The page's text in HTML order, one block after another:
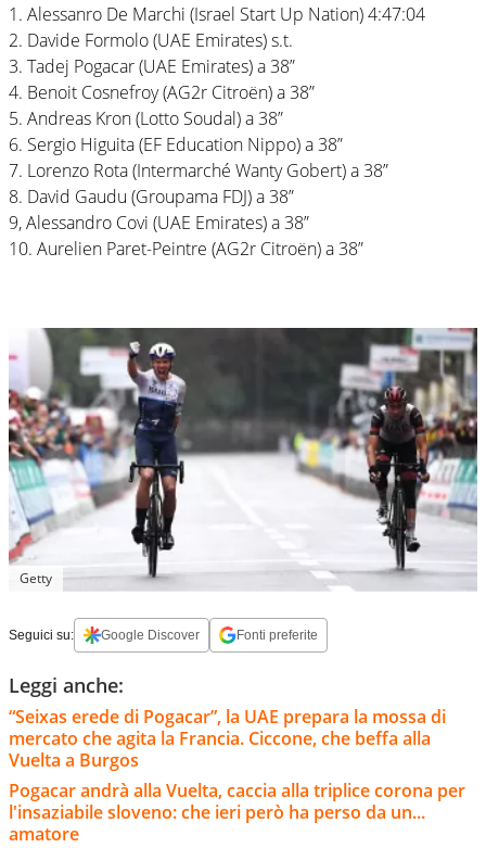
1. Alessanro De Marchi (Israel Start Up Nation) 4:47:04
2. Davide Formolo (UAE Emirates) s.t.
3. Tadej Pogacar (UAE Emirates) a 38”
4. Benoit Cosnefroy (AG2r Citroën) a 38”
5. Andreas Kron (Lotto Soudal) a 38”
6. Sergio Higuita (EF Education Nippo) a 38”
7. Lorenzo Rota (Intermarché Wanty Gobert) a 38”
8. David Gaudu (Groupama FDJ) a 38”
9, Alessandro Covi (UAE Emirates) a 38”
10. Aurelien Paret-Peintre (AG2r Citroën) a 38”
Getty
Seguici su: Google Discover Fonti preferite
Leggi anche:
“Seixas erede di Pogacar”, la UAE prepara la mossa di
mercato che agita la Francia. Ciccone, che beffa alla
Vuelta a Burgos
Pogacar andrà alla Vuelta, caccia alla triplice corona per
l'insaziabile sloveno: che ieri però ha perso da un...
amatore